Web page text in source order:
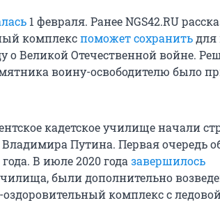
1 февраля. Ранее NGS42.RU
комплекспоможет сохранитьдля
о Великой Отечественной войне.
воину-освободителю было
кадетское училище начали
Путина. Первая очередь
В июле 2020 года завершилось
были дополнительно
комплекс с